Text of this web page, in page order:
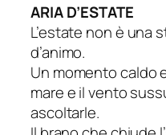
ARIA D’ESTATE
L’estate non è una
d’animo.
Un momento caldo
mare e il vento
ascoltarle.